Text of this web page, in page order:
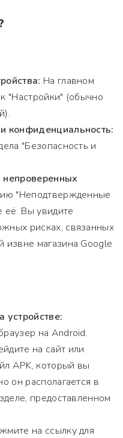
На главном
"Настройки" (обычно
конфиденциальность:
"Безопасность и
непроверенных
"Неподтвержденные
её. Вы увидите
рисках, связанных
извне магазина Google
устройстве:
на Android.
на сайт или
APK, который вы
он располагается в
предоставленном
на ссылку для